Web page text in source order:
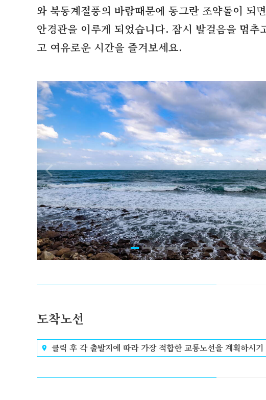
와 북동계절풍의 바람때문에 동그란 조약돌이 되
안경관을 이루게 되었습니다. 잠시 발걸음을 멈추
고 여유로운 시간을 즐겨보세요.
도착노선
클릭 후 각 출발지에 따라 가장 적합한 교통노선을 계획하시기